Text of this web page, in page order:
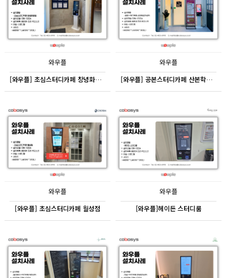
와우플
[와우플] 초심스터디카페 창녕화왕점
와우플
[와우플] 공본스터디카페 산본학원가센터
와우플
[와우플] 초심스터디카페 월성점
와우플
[와우플]헤이든 스터디룸